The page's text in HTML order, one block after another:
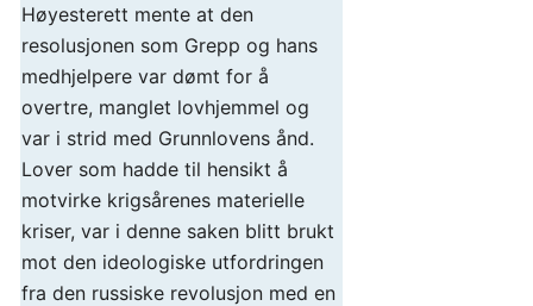
Høyesterett mente at den
resolusjonen som Grepp og hans
medhjelpere var dømt for å
overtre, manglet lovhjemmel og
var i strid med Grunnlovens ånd.
Lover som hadde til hensikt å
motvirke krigsårenes materielle
kriser, var i denne saken blitt brukt
mot den ideologiske utfordringen
fra den russiske revolusjon med en